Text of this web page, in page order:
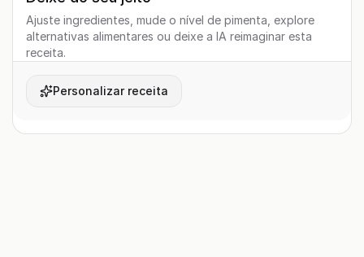
Ajuste ingredientes, mude o nível de pimenta, explore
alternativas alimentares ou deixe a IA reimaginar esta
receita.
Personalizar receita